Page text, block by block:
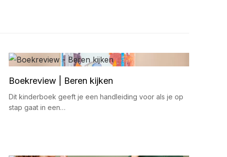
Boekreview | Beren kijken
Dit kinderboek geeft je een handleiding voor als je op
stap gaat in een…